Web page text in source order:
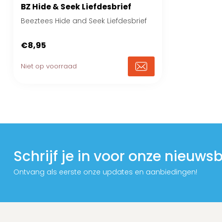
BZ Hide & Seek Liefdesbrief
Beeztees Hide and Seek Liefdesbrief
€8,95
Niet op voorraad
Schrijf je in voor onze
Ontvang als eerste onze updates en aanbiedingen!